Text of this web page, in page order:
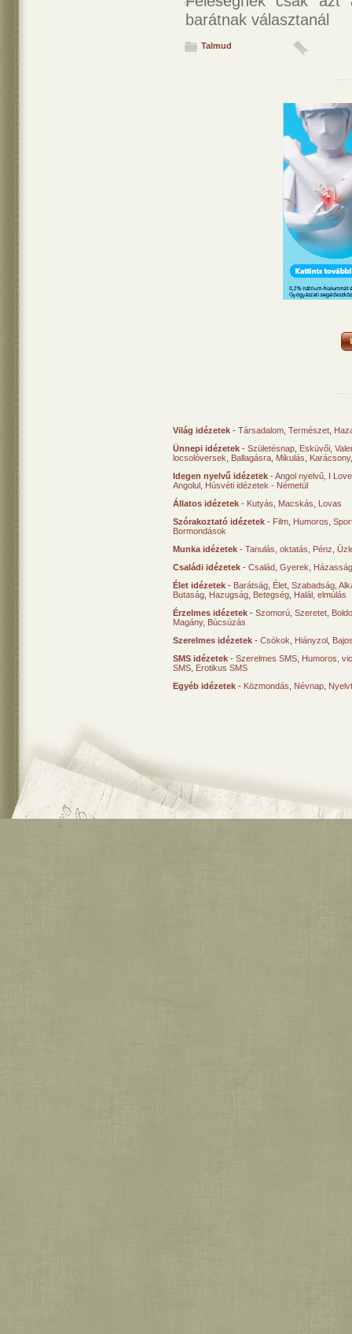
barátnak választanál
Talmud
Világ idézetek - Társadalom Természet
Ünnepi idézetek - Születésnap Esküvői
locsolóversek
Ballagásra Mikulás Karácsony
Idegen nyelvű idézetek -Angol nyelvű I
Angolul Húsvéti idézetek - Németül
Állatos idézetek - Kutyás Macskás
Lovas
Szórakoztató idézetek - Film Humoros
Bormondások
Munka idézetek - Tanulás, oktatás Pénz
Családi idézetek - Család Gyerek
Élet idézetek - Barátság Élet Szabadság
Butaság Hazugság Betegség Halál, elmúlás
Érzelmes idézetek - Szomorú Szeretet
Magány, Búcsúzás
Szerelmes idézetek - Csókok Hiányzol
SMS idézetek - Szerelmes SMS Humoros,
SMS Erotikus SMS
Egyéb idézetek - Közmondás Névnap